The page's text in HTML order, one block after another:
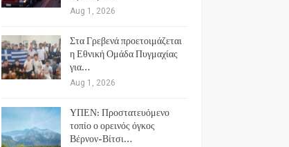
Aug 1, 2026
Στα Γρεβενά προετοιμάζεται
η Εθνική Ομάδα Πυγμαχίας
για…
Aug 1, 2026
ΥΠΕΝ: Προστατευόμενο
τοπίο ο ορεινός όγκος
Βέρνον-Βίτσι…